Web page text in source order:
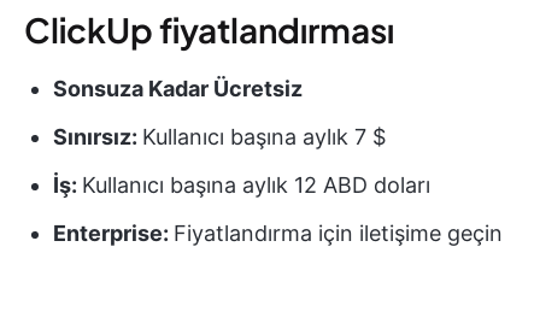
ClickUp fiyatlandırması
Sonsuza Kadar Ücretsiz
Sınırsız: Kullanıcı başına aylık 7 $
İş: Kullanıcı başına aylık 12 ABD doları
Enterprise: Fiyatlandırma için iletişime geçin